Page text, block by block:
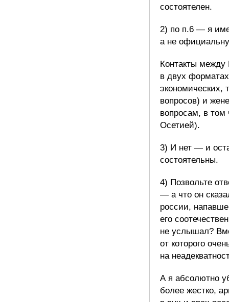
состоятелен.
2) по п.6 — я
а не
Контакты между
в двух
экономических,
вопросов) и
вопросам, в
Осетией).
3) И нет — и
состоятельны.
4) Позвольте
— а что он
россии,
его
не услышал?
от которого
на
А я абсолютно
более жестко,